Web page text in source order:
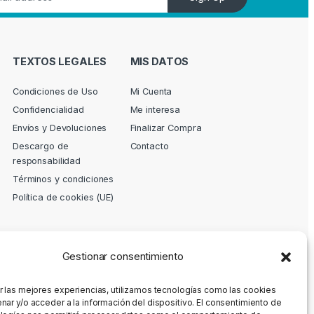
Gestionar consentimiento
las mejores experiencias, utilizamos tecnologías como las cookies
y/o acceder a la información del dispositivo. El consentimiento de
TEXTOS LEGALES
Condiciones de Uso
Confidencialidad
Envíos y Devoluciones
Descargo de
responsabilidad
Términos y condiciones
Política de cookies (UE)
MIS DATOS
Mi Cuenta
Me interesa
Finalizar Compra
Contacto